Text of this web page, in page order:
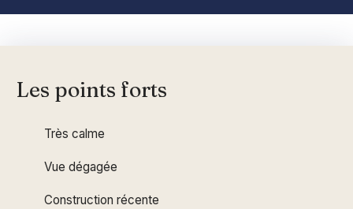
Les points forts
Très calme
Vue dégagée
Construction récente